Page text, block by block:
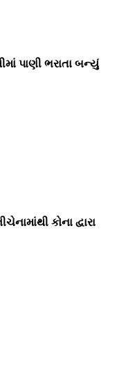
પાણી ભરાતા બન્યું
કોના દ્વારા